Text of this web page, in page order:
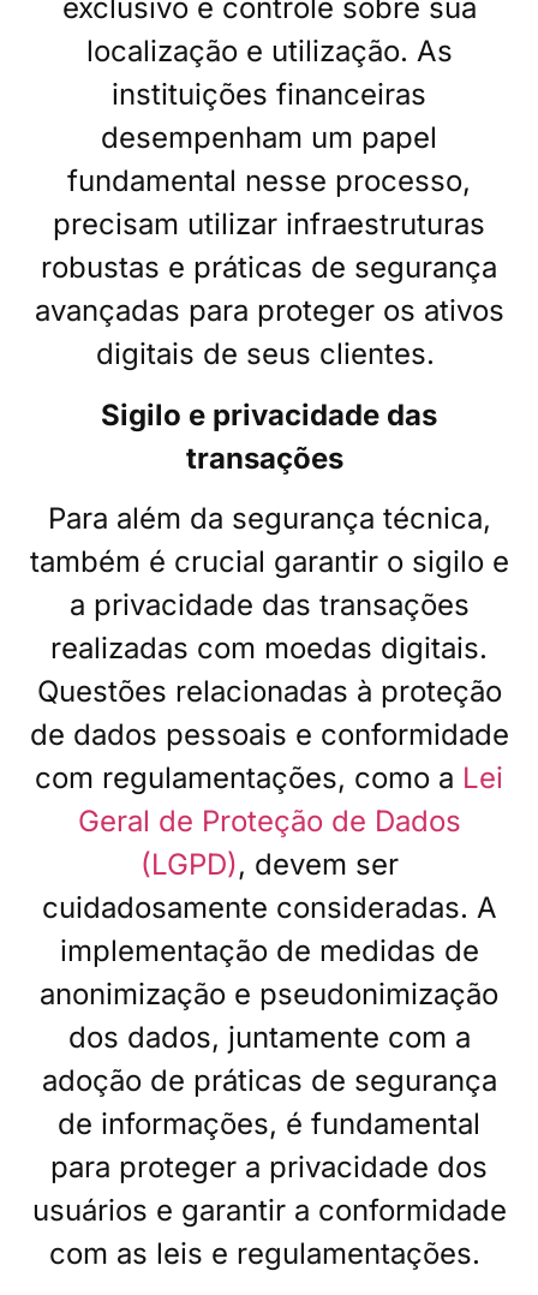
exclusivo e controle sobre sua
localização e utilização. As
instituições financeiras
desempenham um papel
fundamental nesse processo,
precisam utilizar infraestruturas
robustas e práticas de segurança
avançadas para proteger os ativos
digitais de seus clientes.
Sigilo e privacidade das
transações
Para além da segurança técnica,
também é crucial garantir o sigilo e
a privacidade das transações
realizadas com moedas digitais.
Questões relacionadas à proteção
de dados pessoais e conformidade
com regulamentações, como a Lei
Geral de Proteção de Dados
(LGPD), devem ser
cuidadosamente consideradas. A
implementação de medidas de
anonimização e pseudonimização
dos dados, juntamente com a
adoção de práticas de segurança
de informações, é fundamental
para proteger a privacidade dos
usuários e garantir a conformidade
com as leis e regulamentações.